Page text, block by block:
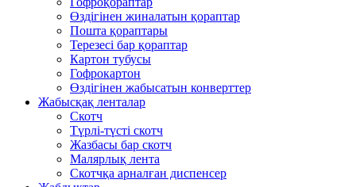
Өздігінен жиналатын қораптар
Пошта қораптары
Терезесі бар қораптар
Картон тубусы
Гофрокартон
Өздігінен жабысатын конверттер
Жабысқақ ленталар
Скотч
Түрлі-түсті скотч
Жазбасы бар скотч
Малярлық лента
Скотчқа арналған диспенсер